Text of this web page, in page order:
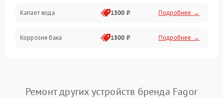
Капает вода 1500 ₽ Подробнее →
Коррозия бака 1500 ₽ Подробнее →
Ремонт других устройств бренда Fagor